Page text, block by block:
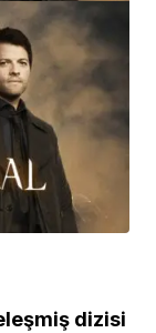
dizisi